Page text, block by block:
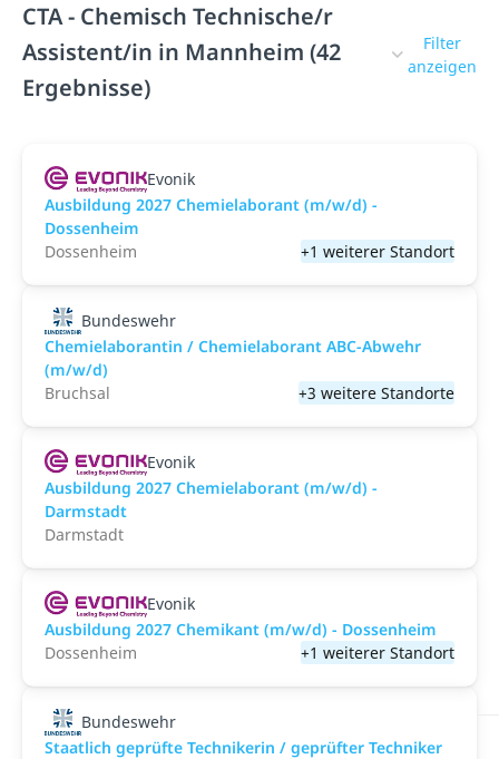
CTA - Chemisch Technische/r
Assistent/in in Mannheim (42
Ergebnisse)
Filter
anzeigen
Evonik
Ausbildung 2027 Chemielaborant (m/w/d) -
Dossenheim
Dossenheim
+1 weiterer Standort
Bundeswehr
Chemielaborantin / Chemielaborant ABC-Abwehr
(m/w/d)
Bruchsal
+3 weitere Standorte
Evonik
Ausbildung 2027 Chemielaborant (m/w/d) -
Darmstadt
Darmstadt
Evonik
Ausbildung 2027 Chemikant (m/w/d) - Dossenheim
Dossenheim
+1 weiterer Standort
Bundeswehr
Staatlich geprüfte Technikerin / geprüfter Techniker